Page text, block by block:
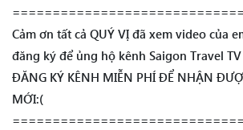
Cảm ơn tất cả QUÝ VỊ đã xem video của
đăng ký để ủng hộ kênh Saigon Travel
ĐĂNG KÝ KÊNH MIỄN PHÍ ĐỂ NHẬN
MỚI:(